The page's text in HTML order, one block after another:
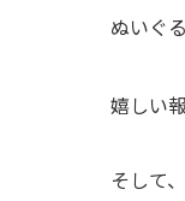
ぬいぐ
嬉しい
そして